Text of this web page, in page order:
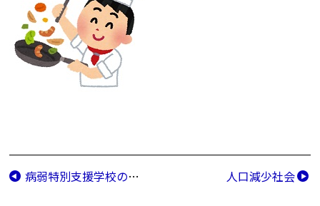
病弱特別支援学校の縮小 人口減少社会